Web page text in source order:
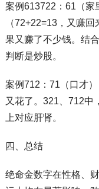
案例613722：61（家
（72+22=13，又赚
果又赚了不少钱。结
判断是炒股。
案例712：71（口才
又花了。321、712中
上对应肝肾。
四、总结
绝命金数字在性格、